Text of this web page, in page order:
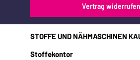
Vertrag widerrufen
STOFFE UND NÄHMASCHINEN
Stoffekontor